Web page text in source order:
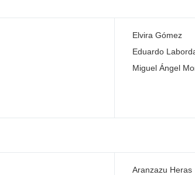
Elvira Gómez
Eduardo
Miguel Ángel
Aranzazu Heras